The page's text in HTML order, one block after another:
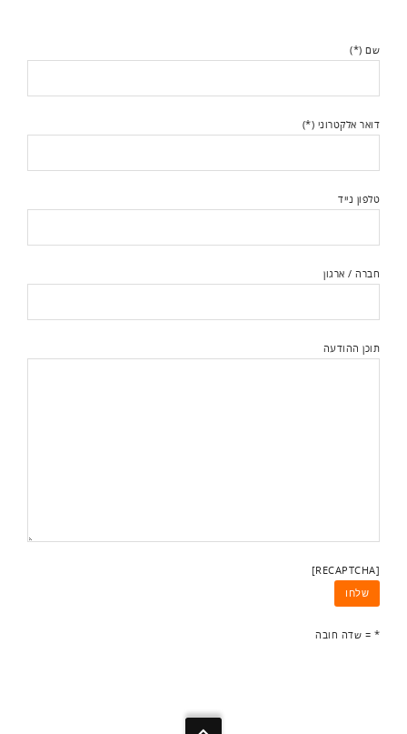
שם (*)
דואר אלקטרוני (*)
טלפון נייד
חברה / ארגון
תוכן ההודעה
[RECAPTCHA]
* = שדה חובה